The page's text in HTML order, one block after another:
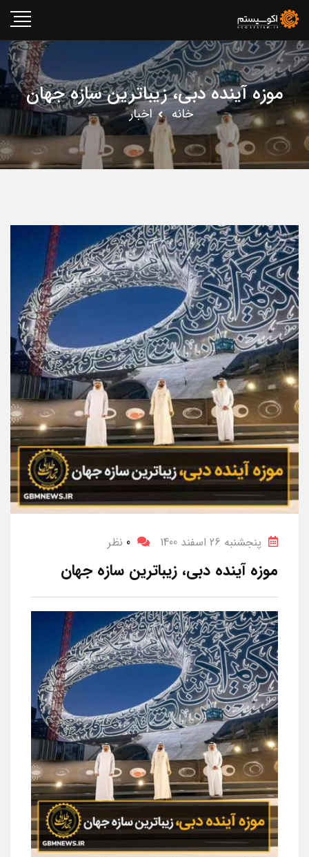
موزه آینده دبی، زیباترین سازه جهان
خانه اخبار
پنجشنبه 26 اسفند 1400 0 نظر
موزه آینده دبی، زیباترین سازه جهان